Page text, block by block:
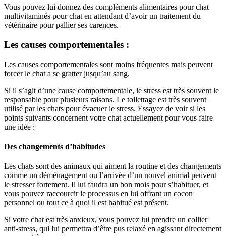
Vous pouvez lui donnez des compléments alimentaires pour chat
multivitaminés pour chat en attendant d’avoir un traitement du
vétérinaire pour pallier ses carences.
Les causes comportementales :
Les causes comportementales sont moins fréquentes mais peuvent
forcer le chat a se gratter jusqu’au sang.
Si il s’agit d’une cause comportementale, le stress est très souvent le
responsable pour plusieurs raisons. Le toilettage est très souvent
utilisé par les chats pour évacuer le stress. Essayez de voir si les
points suivants concernent votre chat actuellement pour vous faire
une idée :
Des changements d’habitudes
Les chats sont des animaux qui aiment la routine et des changements
comme un déménagement ou l’arrivée d’un nouvel animal peuvent
le stresser fortement. Il lui faudra un bon mois pour s’habituer, et
vous pouvez raccourcir le processus en lui offrant un cocon
personnel ou tout ce à quoi il est habitué est présent.
Si votre chat est très anxieux, vous pouvez lui prendre un collier
anti-stress, qui lui permettra d’être pus relaxé en agissant directement